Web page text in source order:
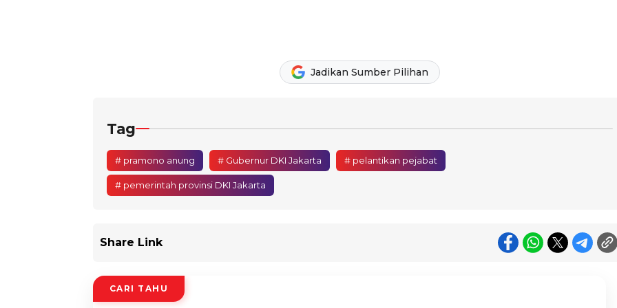
Jadikan Sumber Pilihan
Tag
# pramono anung # Gubernur DKI Jakarta # pelantikan pejabat
# pemerintah provinsi DKI Jakarta
Share Link
CARI TAHU